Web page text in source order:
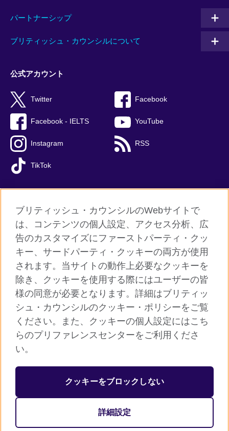
パートナーシップ
ブリティッシュ・カウンシルについて
公式アカウント
Twitter Facebook
Facebook - IELTS YouTube
Instagram RSS
TikTok
ご利用に際して
個人情報保護
クッキー（Cookie）について
よくあるご質問
サイトマップ
す。
英国では公益団体（非営利組織）として登録されています。公益
団体番号：209131（イングランド、ウェールズ）、SC037733
ブリティッシュ・カウンシルのWebサイトで
は、コンテンツの個人設定、アクセス分析、広
告のカスタマイズにファーストパーティ・クッ
キー、サードパーティ・クッキーの両方が使用
されます。当サイトの動作上必要なクッキーを
除き、クッキーを使用する際にはユーザーの皆
様の同意が必要となります。詳細はブリティッ
シュ・カウンシルのクッキー・ポリシーをご覧
ください。また、クッキーの個人設定にはこち
らのプリファレンスセンターをご利用くださ
い。
クッキーをブロックしない
詳細設定